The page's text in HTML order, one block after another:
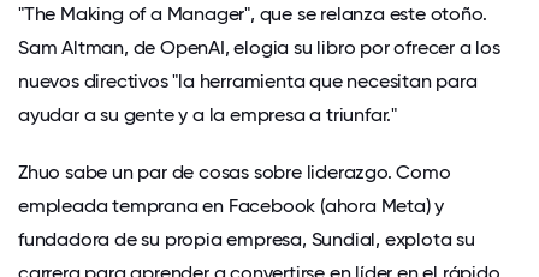
"The Making of a Manager", que se relanza este otoño.
Sam Altman, de OpenAI, elogia su libro por ofrecer a los
nuevos directivos "la herramienta que necesitan para
ayudar a su gente y a la empresa a triunfar."
Zhuo sabe un par de cosas sobre liderazgo. Como
empleada temprana en Facebook (ahora Meta) y
fundadora de su propia empresa, Sundial, explota su